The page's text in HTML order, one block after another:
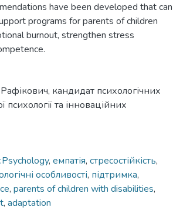
have been developed that can
programs for parents of children
burnout, strengthen stress
кандидат психологічних
та інноваційних
, емпатія, стресостійкість,
особливості, підтримка,
, parents of children with disabilities,
, adaptation